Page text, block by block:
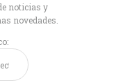
noticias y
novedades.